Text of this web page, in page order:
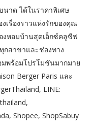
าด ได้ในราคาพิเศษ
เรื่องราวแห่งรักของคุณ
งหอมบ้านสุดเอ็กซ์คลูซีฟ
กสาขาและช่องทาง
พร้อมโปรโมชันมากมาย
Berger Paris และ
LINE:
Shopee, ShopSabuy